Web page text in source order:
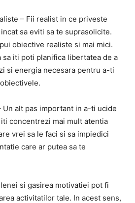
– Fii realist in ce priveste
sa eviti sa te suprasolicite.
obiective realiste si mai mici.
sa iti poti planifica libertatea de a
si energia necesara pentru a-ti
Un alt pas important in a-ti ucide
concentrezi mai mult atentia
vrei sa le faci si sa impiedici
care ar putea sa te
si gasirea motivatiei pot fi
activitatilor tale. In acest sens,